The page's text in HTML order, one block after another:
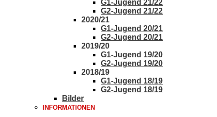
G1-Jugend 21/22
G2-Jugend 21/22
2020/21
G1-Jugend 20/21
G2-Jugend 20/21
2019/20
G1-Jugend 19/20
G2-Jugend 19/20
2018/19
G1-Jugend 18/19
G2-Jugend 18/19
Bilder
INFORMATIONEN